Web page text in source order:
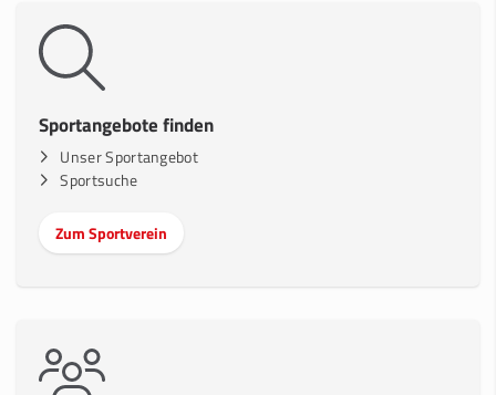
Sportangebote finden
Unser Sportangebot
Sportsuche
Zum Sportverein